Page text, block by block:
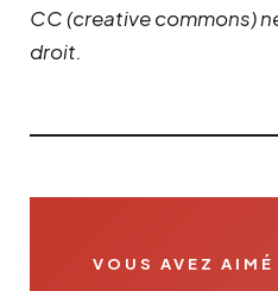
CC (creative commons)
droit.
VOUS AVEZ